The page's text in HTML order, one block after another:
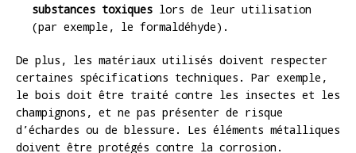
substances toxiques lors de leur utilisation
(par exemple, le formaldéhyde).
De plus, les matériaux utilisés doivent respecter
certaines spécifications techniques. Par exemple,
le bois doit être traité contre les insectes et les
champignons, et ne pas présenter de risque
d’échardes ou de blessure. Les éléments métalliques
doivent être protégés contre la corrosion.